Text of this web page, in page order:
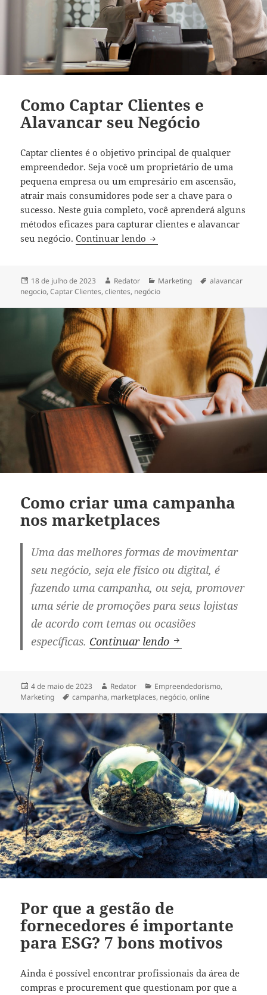
Como Captar Clientes e
Alavancar seu Negócio
Captar clientes é o objetivo principal de qualquer
empreendedor. Seja você um proprietário de uma
pequena empresa ou um empresário em ascensão,
atrair mais consumidores pode ser a chave para o
sucesso. Neste guia completo, você aprenderá alguns
métodos eficazes para capturar clientes e alavancar
seu negócio. Continuar lendo Como Captar Clientes e
Publicado
em
18 de julho de 2023 Autor
Redator Categorias
Marketing Tags
alavancar
negocio,Captar Clientes,clientes, negócio
Como criar uma campanha
nos marketplaces
Uma das melhores formas de movimentar
seu negócio, seja ele físico ou digital, é
fazendo umacampanha, ou seja, promover
uma série de promoções para seus lojistas
de acordo com temas ou ocasiões
específicas. Continuar lendo Como criar uma
Publicado
em
4 de maio de 2023 Autor
Redator Categorias
Empreendedorismo,
Marketing
Tags
campanha, marketplaces, negócio,online
Por que a gestão de
fornecedores é importante
para ESG? 7 bons motivos
Ainda é possível encontrar profissionais da área de
compras e procurement que questionam por que a